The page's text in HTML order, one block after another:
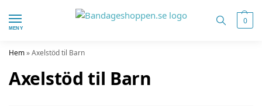
MENY
0
Hem»Axelstöd til Barn
Axelstöd til Barn